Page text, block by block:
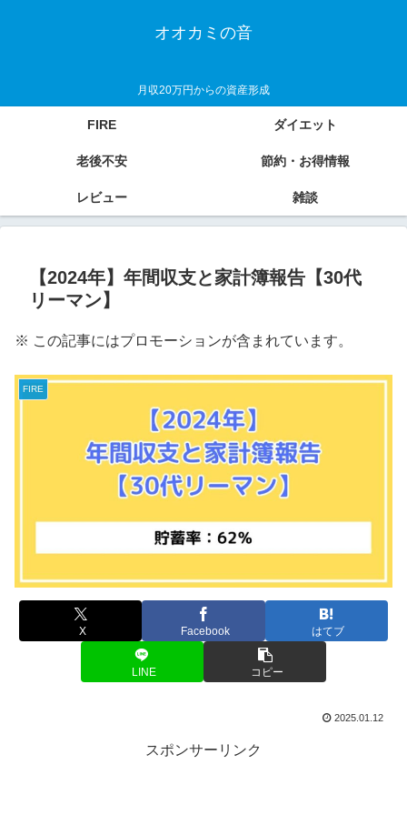
オオカミの音
月収20万円からの資産形成
FIRE ダイエット
老後不安 節約・お得情報
レビュー 雑談
【2024年】年間収支と家計簿報告【30代
リーマン】
※ この記事にはプロモーションが含まれています。
FIRE
X Facebook はてブ
LINE コピー
2025.01.12
スポンサーリンク